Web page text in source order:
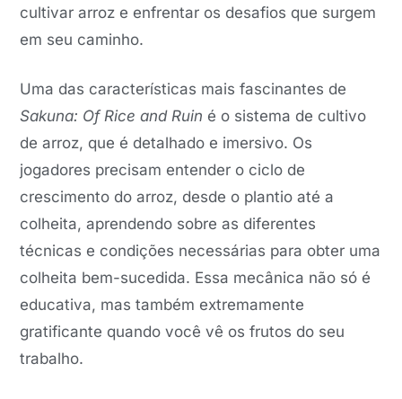
cultivar arroz e enfrentar os desafios que surgem
em seu caminho.
Uma das características mais fascinantes de
Sakuna: Of Rice and Ruin é o sistema de cultivo
de arroz, que é detalhado e imersivo. Os
jogadores precisam entender o ciclo de
crescimento do arroz, desde o plantio até a
colheita, aprendendo sobre as diferentes
técnicas e condições necessárias para obter uma
colheita bem-sucedida. Essa mecânica não só é
educativa, mas também extremamente
gratificante quando você vê os frutos do seu
trabalho.